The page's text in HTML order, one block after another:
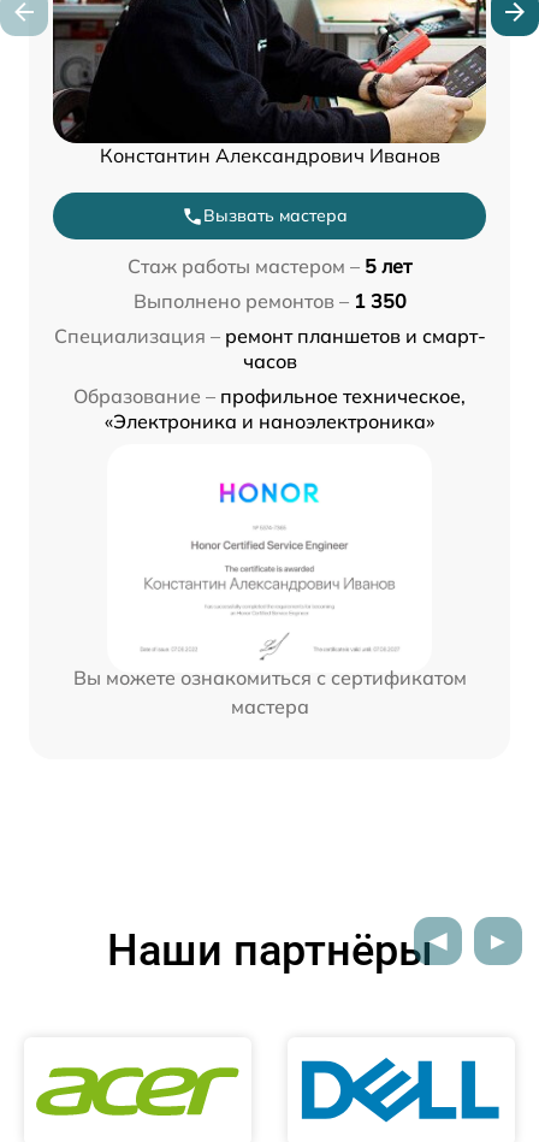
Константин Александрович Иванов
Вызвать мастера
Стаж работы мастером – 5 лет
Выполнено ремонтов – 1 350
Специализация – ремонт планшетов и смарт-
часов
Образование – профильное техническое,
«Электроника и наноэлектроника»
Вы можете ознакомиться с сертификатом
мастера
Наши партнёры